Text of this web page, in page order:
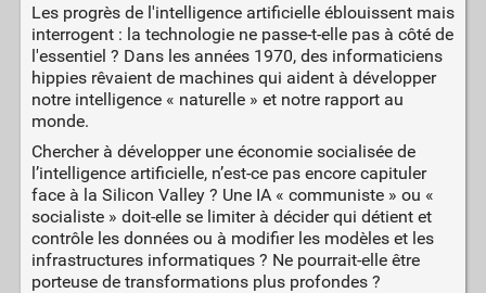
Les progrès de l'intelligence artificielle éblouissent mais
interrogent : la technologie ne passe-t-elle pas à côté de
l'essentiel ? Dans les années 1970, des informaticiens
hippies rêvaient de machines qui aident à développer
notre intelligence « naturelle » et notre rapport au
monde.
Chercher à développer une économie socialisée de
l’intelligence artificielle, n’est-ce pas encore capituler
face à la Silicon Valley ? Une IA « communiste » ou «
socialiste » doit-elle se limiter à décider qui détient et
contrôle les données ou à modifier les modèles et les
infrastructures informatiques ? Ne pourrait-elle être
porteuse de transformations plus profondes ?